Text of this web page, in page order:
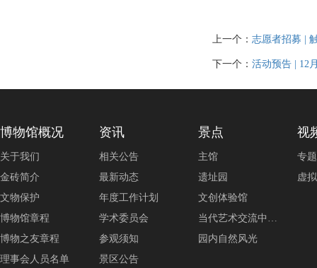
上一个： 志愿者招募 |
下一个： 活动预告 | 12
博物馆概况
关于我们
金砖简介
文物保护
博物馆章程
博物之友章程
理事会人员名单
资讯
相关公告
最新动态
年度工作计划
学术委员会
参观须知
景区公告
景点
主馆
遗址园
文创体验馆
当代艺术交流中…
园内自然风光
视
专
虚